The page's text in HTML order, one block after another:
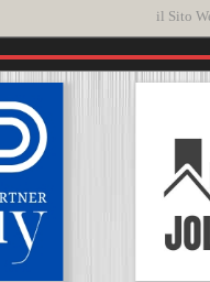
il Sito